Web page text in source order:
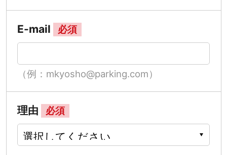
E-mail 必須
（例：mkyosho@parking.com）
理由 必須